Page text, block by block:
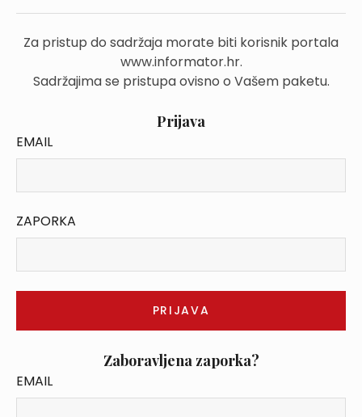
Za pristup do sadržaja morate biti korisnik portala
www.informator.hr.
Sadržajima se pristupa ovisno o Vašem paketu.
Prijava
EMAIL
ZAPORKA
Zaboravljena zaporka?
EMAIL